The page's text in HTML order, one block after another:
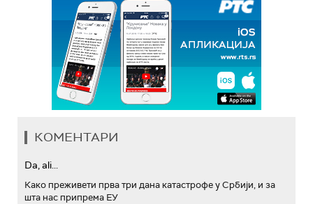
КОМЕНТАРИ
Da, ali...
Како преживети прва три дана катастрофе у Србији, и за
шта нас припрема ЕУ